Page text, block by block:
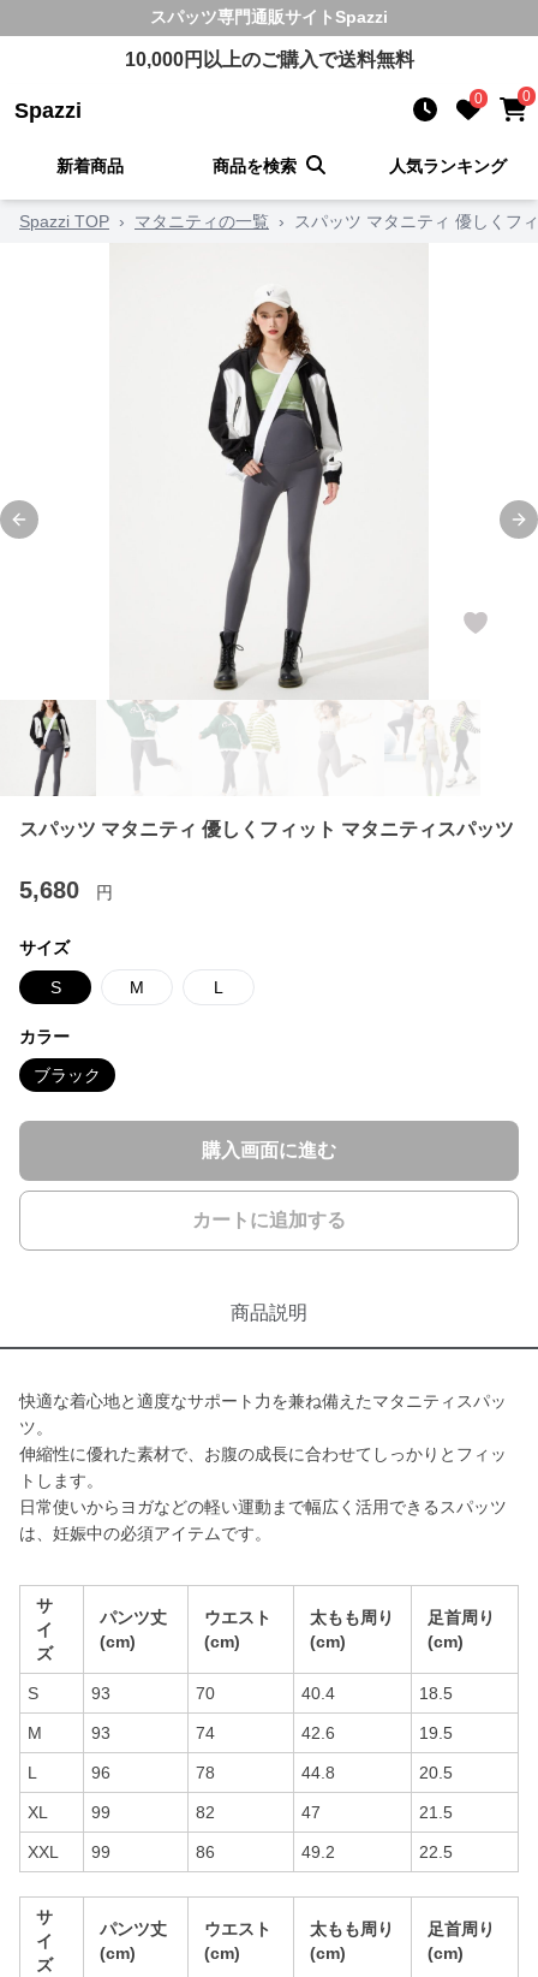
スパッツ専門通販サイトSpazzi
10,000円以上のご購入で送料無料
Spazzi 0 0
新着商品 商品を検索 人気ランキング
Spazzi TOP › マタニティの一覧 › スパッツ マタニティ 優しくフ
Previous slide
スパッツ マタニティ 優しくフィット マタニティスパッツ
5,680 円
サイズ
S M L
カラー
ブラック
購入画面に進む
カートに追加する
商品説明
快適な着心地と適度なサポート力を兼ね備えたマタニティスパッ
ツ。
伸縮性に優れた素材で、お腹の成長に合わせてしっかりとフィッ
トします。
日常使いからヨガなどの軽い運動まで幅広く活用できるスパッツ
は、妊娠中の必須アイテムです。
サ
イ
ズ
パンツ丈
(cm)
ウエスト
(cm)
太もも周り
(cm)
足首周り
(cm)
S 93 70 40.4 18.5
M 93 74 42.6 19.5
L 96 78 44.8 20.5
XL 99 82 47 21.5
XXL 99 86 49.2 22.5
サ
イ
ズ
パンツ丈
(cm)
ウエスト
(cm)
太もも周り
(cm)
足首周り
(cm)